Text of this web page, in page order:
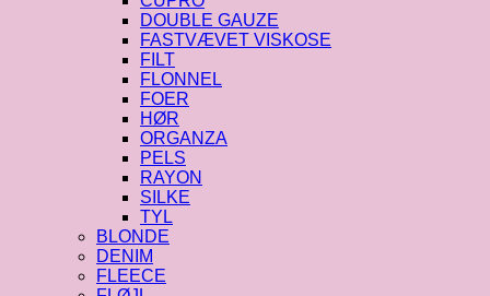
DOUBLE GAUZE
FASTVÆVET VISKOSE
FILT
FLONNEL
FOER
HØR
ORGANZA
PELS
RAYON
SILKE
TYL
BLONDE
DENIM
FLEECE